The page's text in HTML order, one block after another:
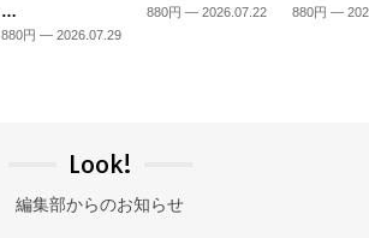
…
880円 — 2026.07.29
880円 — 2026.07.22 880円 —
Look!
編集部からのお知らせ